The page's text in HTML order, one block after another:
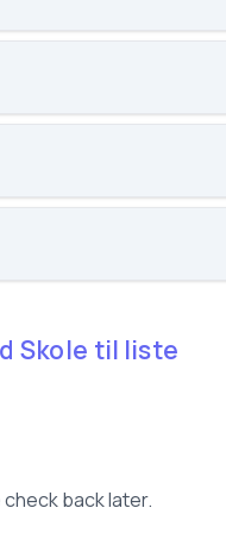
Adresse:
1105 ud af 3143 skoler.
496 ud af 3143 skoler.
Skole til liste
back later.